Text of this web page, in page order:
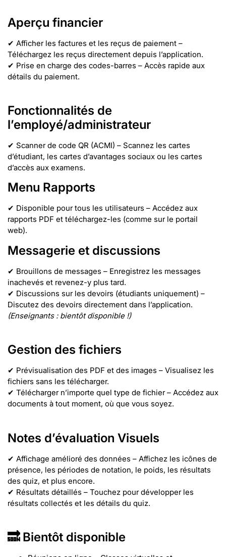
Aperçu financier
✔ Afficher les factures et les reçus de paiement –
Téléchargez les reçus directement depuis l’application.
✔ Prise en charge des codes-barres – Accès rapide aux
détails du paiement.
Fonctionnalités de
l’employé/administrateur
✔ Scanner de code QR (ACMI) – Scannez les cartes
d’étudiant, les cartes d’avantages sociaux ou les cartes
d’accès aux examens.
Menu Rapports
✔ Disponible pour tous les utilisateurs – Accédez aux
rapports PDF et téléchargez-les (comme sur le portail
web).
Messagerie et discussions
✔ Brouillons de messages – Enregistrez les messages
inachevés et revenez-y plus tard.
✔ Discussions sur les devoirs (étudiants uniquement) –
Discutez des devoirs directement dans l’application.
(Enseignants : bientôt disponible !)
Gestion des fichiers
✔ Prévisualisation des PDF et des images – Visualisez les
fichiers sans les télécharger.
✔ Télécharger n’importe quel type de fichier – Accédez aux
documents à tout moment, où que vous soyez.
Notes d’évaluation Visuels
✔ Affichage amélioré des données – Affichez les icônes de
présence, les périodes de notation, le poids, les résultats
des quiz, et plus encore.
✔ Résultats détaillés – Touchez pour développer les
résultats collectés et les détails du quiz.
🔜 Bientôt disponible